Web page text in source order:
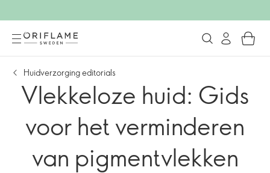
Huidverzorging editorials
Vlekkeloze huid: Gids
voor het verminderen
van pigmentvlekken